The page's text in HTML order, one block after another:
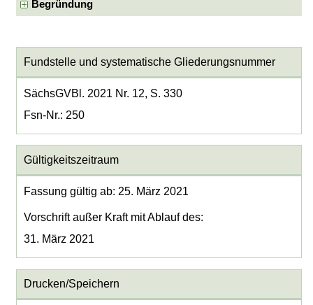
Begründung
Fundstelle und systematische Gliederungsnummer
SächsGVBl. 2021 Nr. 12, S. 330
Fsn-Nr.: 250
Gültigkeitszeitraum
Fassung gültig ab: 25. März 2021
Vorschrift außer Kraft mit Ablauf des:
31. März 2021
Drucken/Speichern